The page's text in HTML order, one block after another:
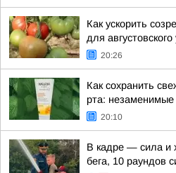
Как ускорить
для
20:26
Как сохранить
рта: незаменимые
20:10
В кадре — сила и
бега, 10 раундов